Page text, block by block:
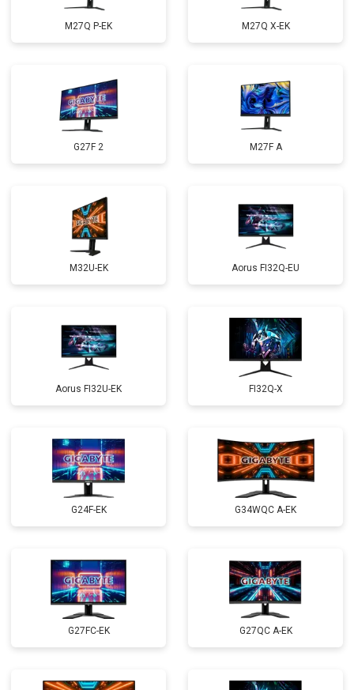
M27Q P-EK M27Q X-EK
G27F 2 M27F A
M32U-EK Aorus FI32Q-EU
Aorus FI32U-EK FI32Q-X
G24F-EK G34WQC A-EK
G27FC-EK G27QC A-EK